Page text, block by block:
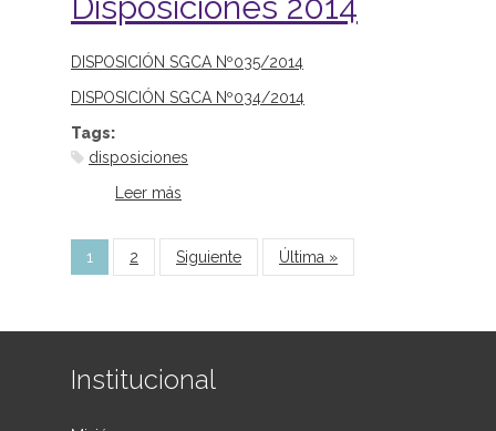
DISPOSICIÓN SGCA Nº035/2014
DISPOSICIÓN SGCA Nº034/2014
Tags:
disposiciones
Leer más
Páginas
1 2 Siguiente Última »
Institucional